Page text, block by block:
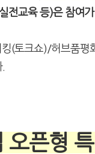
전교육 등)은 참여
(토크쇼)/허브품평
픈형